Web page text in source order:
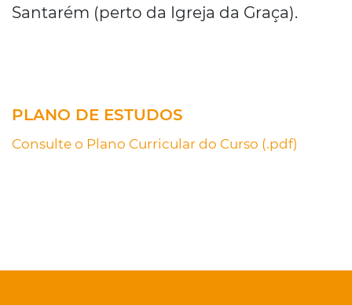
Santarém (perto da Igreja da Graça).
PLANO DE ESTUDOS
Consulte o Plano Curricular do Curso (.pdf)